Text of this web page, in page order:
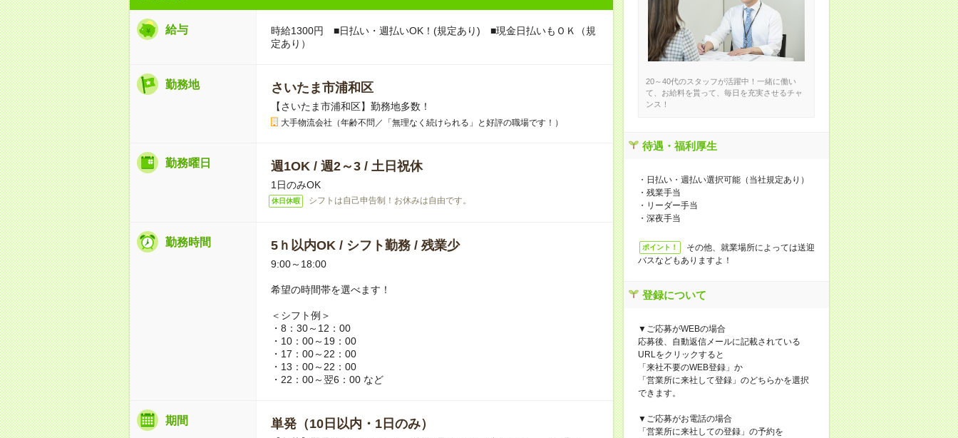
給与
時給1300円 ■日払い・週払いOK！(規定あり) ■現金日払いもＯＫ（規
定あり）
勤務地 さいたま市浦和区
【さいたま市浦和区】勤務地多数！
大手物流会社（年齢不問／「無理なく続けられる」と好評の職場です！）
勤務曜日 週1OK / 週2～3 / 土日祝休
1日のみOK
休日休暇 シフトは自己申告制！お休みは自由です。
勤務時間 5ｈ以内OK / シフト勤務 / 残業少
9:00～18:00
希望の時間帯を選べます！
＜シフト例＞
・8：30～12：00
・10：00～19：00
・17：00～22：00
・13：00～22：00
・22：00～翌6：00 など
期間 単発（10日以内・1日のみ）
20～40代のスタッフが活躍中！一緒に働い
て、お給料を貰って、毎日を充実させるチャ
ンス！
待遇・福利厚生
・日払い・週払い選択可能（当社規定あり）
・残業手当
・リーダー手当
・深夜手当
ポイント！
その他、就業場所によっては送迎
バスなどもありますよ！
登録について
▼ご応募がWEBの場合
応募後、自動返信メールに記載されている
URLをクリックすると
「来社不要のWEB登録」か
「営業所に来社して登録」のどちらかを選択
できます。
▼ご応募がお電話の場合
「営業所に来社しての登録」の予約を